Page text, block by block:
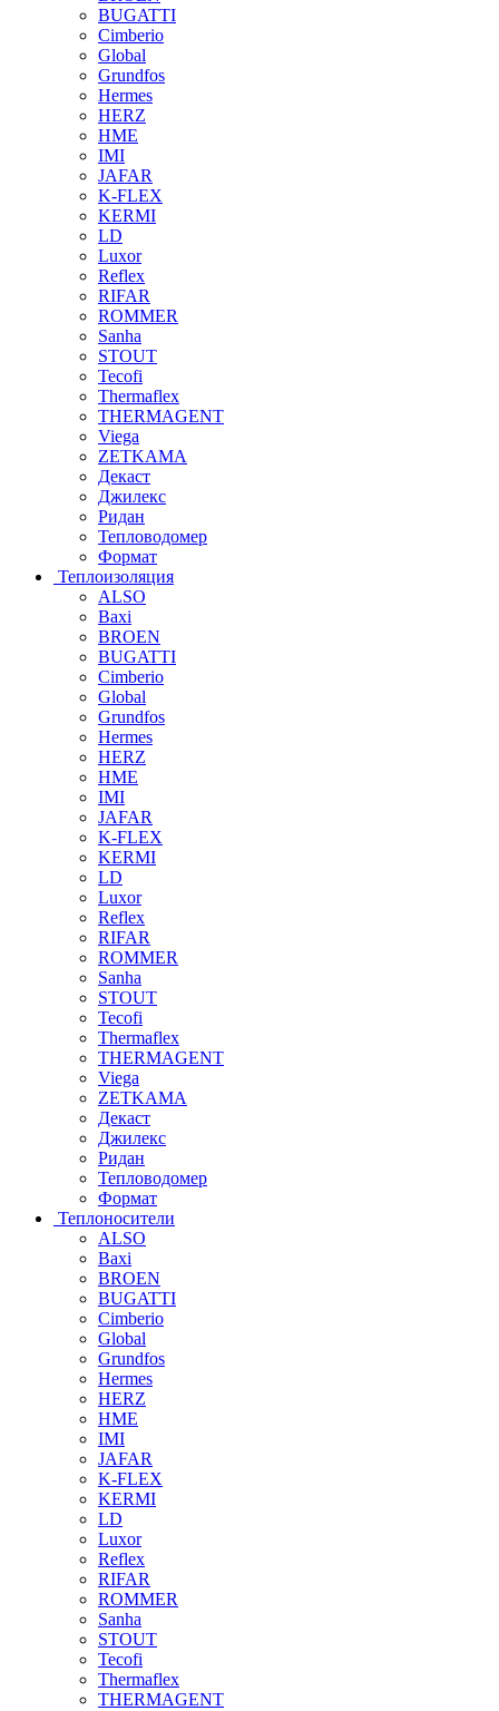
BUGATTI
Cimberio
Global
Grundfos
Hermes
HERZ
HME
IMI
JAFAR
K-FLEX
KERMI
LD
Luxor
Reflex
RIFAR
ROMMER
Sanha
STOUT
Tecofi
Thermaflex
THERMAGENT
Viega
ZETKAMA
Декаст
Джилекс
Ридан
Тепловодомер
Формат
Теплоизоляция
ALSO
Baxi
BROEN
BUGATTI
Cimberio
Global
Grundfos
Hermes
HERZ
HME
IMI
JAFAR
K-FLEX
KERMI
LD
Luxor
Reflex
RIFAR
ROMMER
Sanha
STOUT
Tecofi
Thermaflex
THERMAGENT
Viega
ZETKAMA
Декаст
Джилекс
Ридан
Тепловодомер
Формат
Теплоносители
ALSO
Baxi
BROEN
BUGATTI
Cimberio
Global
Grundfos
Hermes
HERZ
HME
IMI
JAFAR
K-FLEX
KERMI
LD
Luxor
Reflex
RIFAR
ROMMER
Sanha
STOUT
Tecofi
Thermaflex
THERMAGENT